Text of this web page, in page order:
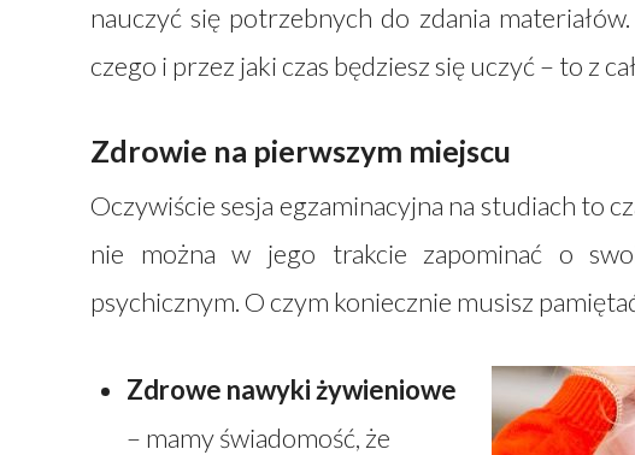
nauczyć się potrzebnych do zdania
czego i przez jaki czas będziesz się uczyć – to z
Zdrowie na pierwszym miejscu
Oczywiście sesja egzaminacyjna na studiach to
nie można w jego trakcie zapominać o
psychicznym. O czym koniecznie musisz
Zdrowe nawyki żywieniowe
– mamy świadomość, że